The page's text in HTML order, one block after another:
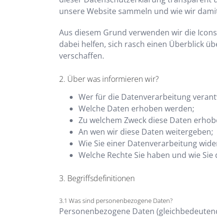
unsere Website sammeln und wie wir
Aus diesem Grund verwenden wir die
dabei helfen, sich rasch einen Überblick
verschaffen.
Über was informieren wir?
Wer für die Datenverarbeitung
Welche Daten erhoben werden;
Zu welchem Zweck diese Daten
An wen wir diese Daten weitergeben;
Wie Sie einer Datenverarbeitung
Welche Rechte Sie haben und wie
Begriffsdefinitionen
Was sind personenbezogene Daten?
Personenbezogene Daten